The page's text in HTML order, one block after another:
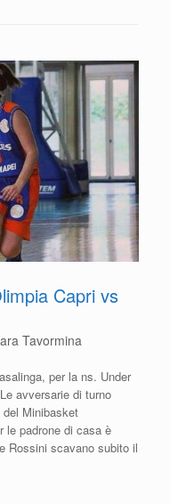
Capri vs
Tavormina
per la ns. Under
avversarie di turno
del Minibasket
le padrone di casa è
Rossini scavano subito il